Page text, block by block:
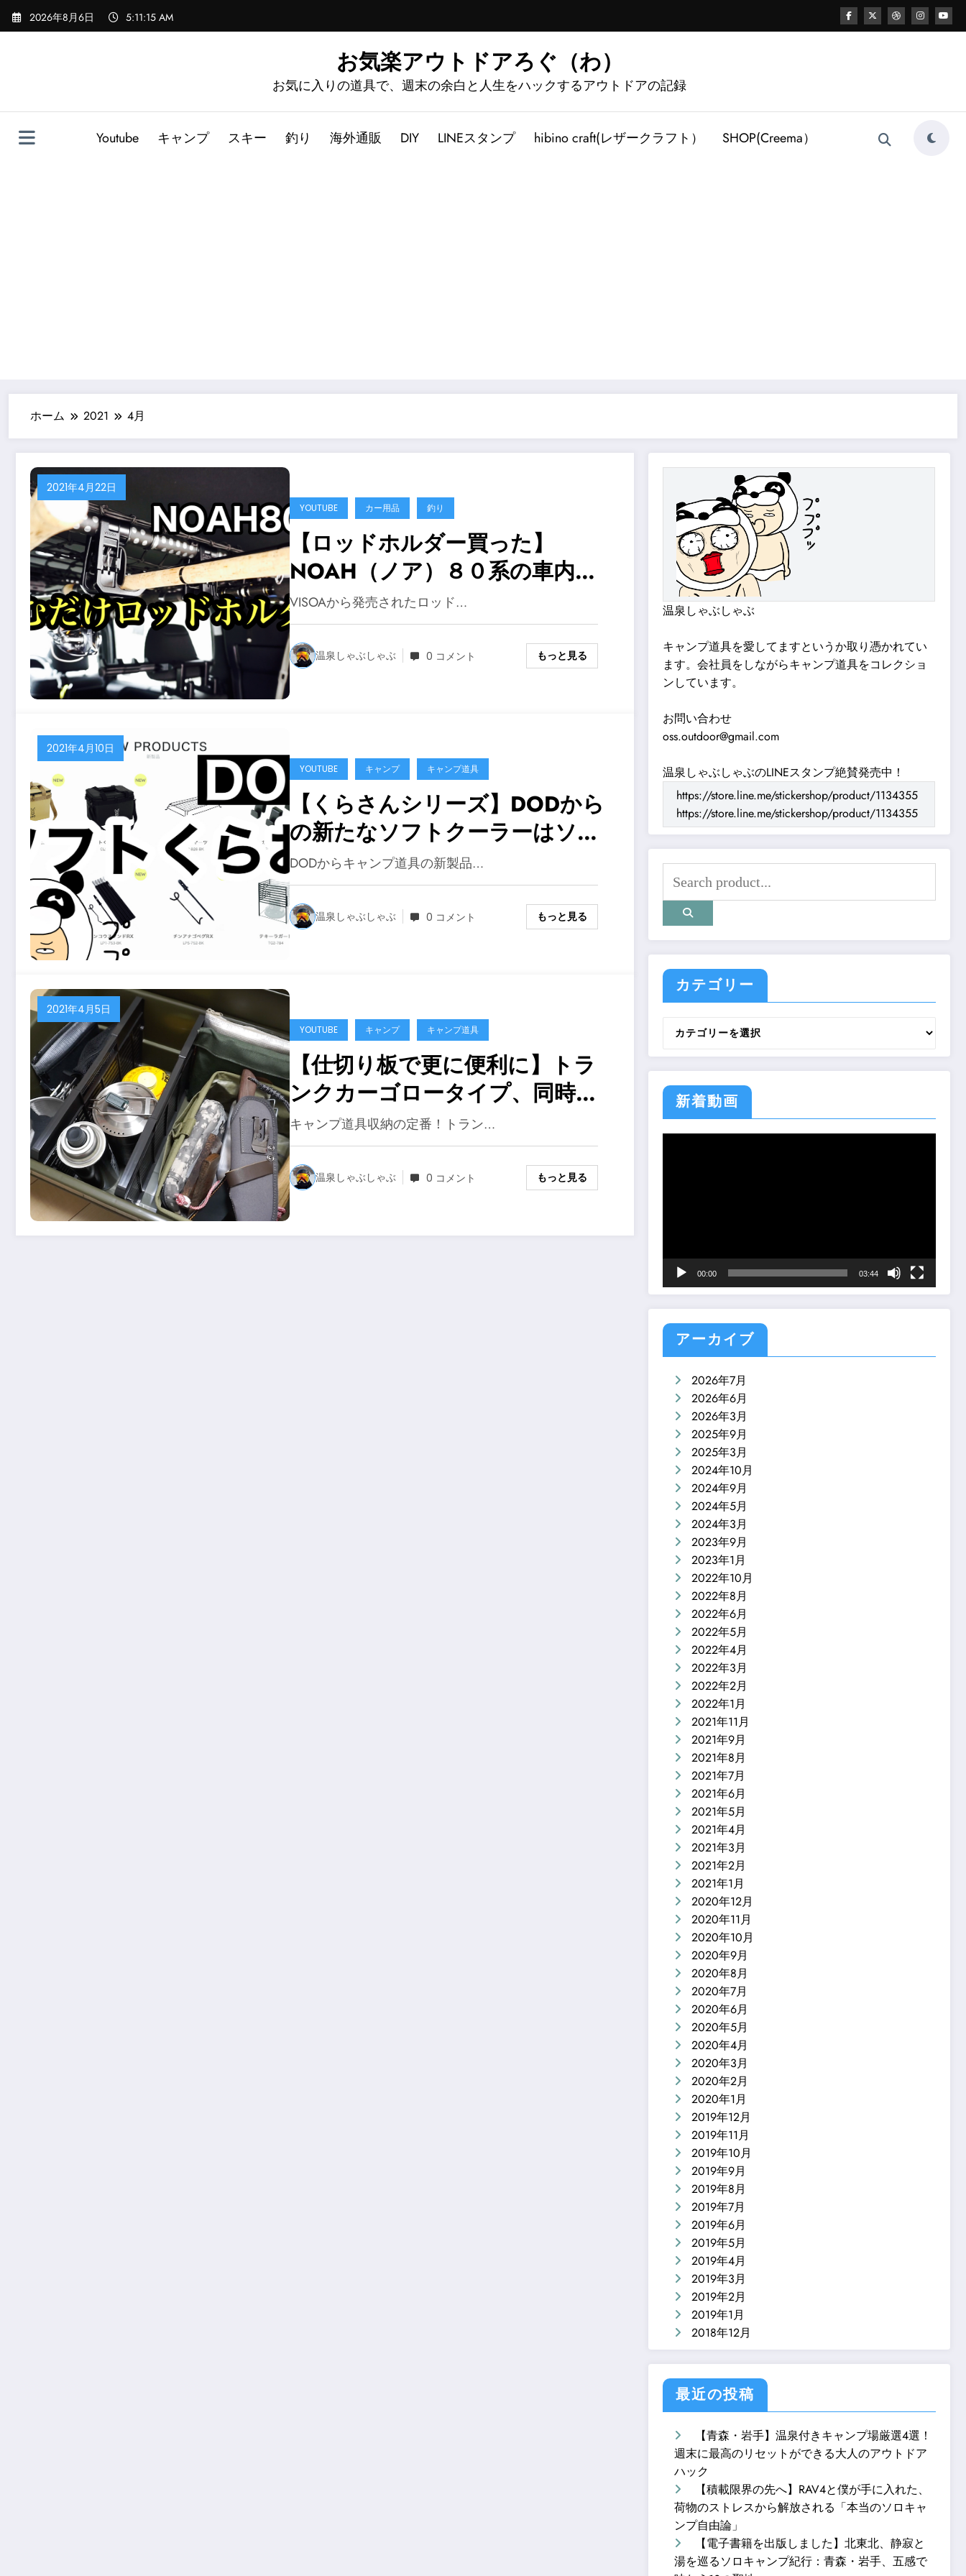
ス
2026年8月6日 5:11:16 AM
お気楽アウトドアろぐ（わ）
お気に入りの道具で、週末の余白と人生をハックするアウトドアの記録
Youtube キャンプ スキー 釣り 海外通販 DIY LINEスタンプ hibino craft(レザークラフト） SHOP(Creema）
ホーム 2021 4月
2021年4月22日
YOUTUBE カー用品 釣り
【ロッドホルダー買った】
NOAH（ノア）８０系の車内バ
ーに取り付けるロッドホルダー
は優しく挟むだけの簡単設置、
使わない時は取り外せて家族へ
VISOAから発売されたロッド…
温泉しゃぶしゃぶ 0 コメント もっと見る
2021年4月10日
YOUTUBE キャンプ キャンプ道具
【くらさんシリーズ】DODから
の新たなソフトクーラーはソフ
トくらお（２３）このシーリー
ズのネーミングセンスはズビズ
ビ心に刺さったのでシリーズの
スペック比較してみた【キャン
DODからキャンプ道具の新製品…
温泉しゃぶしゃぶ 0 コメント もっと見る
2021年4月5日
YOUTUBE キャンプ キャンプ道具
【仕切り板で更に便利に】トラ
ンクカーゴロータイプ、同時発
売の仕切板を装着し収納サイズ
を測定。高さ的に椅子に使うの
もちょうど良かったり、とって
もナイスカーゴな仕上がり【キ
ャンプ収納,キャンプ道具】
キャンプ道具収納の定番！トラン…
温泉しゃぶしゃぶ 0 コメント もっと見る
温泉しゃぶしゃぶ
キャンプ道具を愛してますというか取り憑かれてい
ます。会社員をしながらキャンプ道具をコレクショ
ンしています。
お問い合わせ
oss.outdoor@gmail.com
温泉しゃぶしゃぶのLINEスタンプ絶賛発売中！
https://store.line.me/stickershop/product/1134355
https://store.line.me/stickershop/product/1134355
カテゴリー
ゴ
ー
新着動画
00:00 03:44
アーカイブ
2026年7月
2026年6月
2026年3月
2025年9月
2025年3月
2024年10月
2024年9月
2024年5月
2024年3月
2023年9月
2023年1月
2022年10月
2022年8月
2022年6月
2022年5月
2022年4月
2022年3月
2022年2月
2022年1月
2021年11月
2021年9月
2021年8月
2021年7月
2021年6月
2021年5月
2021年4月
2021年3月
2021年2月
2021年1月
2020年12月
2020年11月
2020年10月
2020年9月
2020年8月
2020年7月
2020年6月
2020年5月
2020年4月
2020年3月
2020年2月
2020年1月
2019年12月
2019年11月
2019年10月
2019年9月
2019年8月
2019年7月
2019年6月
2019年5月
2019年4月
2019年3月
2019年2月
2019年1月
2018年12月
最近の投稿
【青森・岩手】温泉付きキャンプ場厳選4選！
週末に最高のリセットができる大人のアウトドア
ハック
【積載限界の先へ】RAV4と僕が手に入れた、
荷物のストレスから解放される「本当のソロキャ
ンプ自由論」
【電子書籍を出版しました】北東北、静寂と
湯を巡るソロキャンプ紀行：青森・岩手、五感で